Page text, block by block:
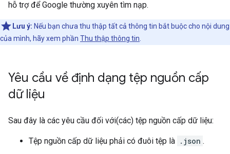
hỗ trợ để Google thường xuyên tìm nạp.
Lưu ý: Nếu bạn chưa thu thập tất cả thông tin bắt buộc cho nội dung
của mình, hãy xem phần Thu thập thông tin
Yêu cầu về định dạng tệp nguồn cấp
dữ liệu
Sau đây là các yêu cầu đối với(các) tệp nguồn cấp dữ liệu:
Tệp nguồn cấp dữ liệu phải có đuôi tệp là .json .